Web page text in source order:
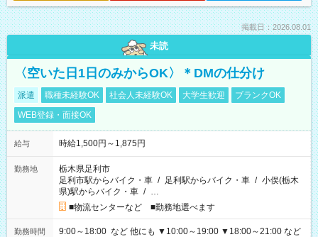
掲載日：2026.08.01
未読
〈空いた日1日のみからOK〉＊DMの仕分け
派遣 職種未経験OK 社会人未経験OK 大学生歓迎
ブランクOK
WEB登録・面接OK
給与 時給1,500円～1,875円
勤務地
栃木県足利市
足利市駅からバイク・車 / 足利駅からバイク・車 / 小俣(栃木
県)駅からバイク・車 / …
■物流センターなど ■勤務地選べます
勤務時間
9:00～18:00 など 他にも ▼10:00～19:00 ▼18:00～21:00 など